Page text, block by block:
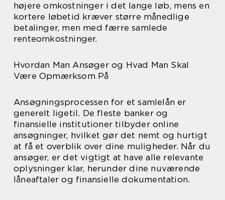
højere omkostninger i det lange løb, mens en
kortere løbetid kræver større månedlige
betalinger, men med færre samlede
renteomkostninger.
Hvordan Man Ansøger og Hvad Man Skal
Være Opmærksom På
Ansøgningsprocessen for et samlelån er
generelt ligetil. De fleste banker og
finansielle institutioner tilbyder online
ansøgninger, hvilket gør det nemt og hurtigt
at få et overblik over dine muligheder. Når du
ansøger, er det vigtigt at have alle relevante
oplysninger klar, herunder dine nuværende
låneaftaler og finansielle dokumentation.